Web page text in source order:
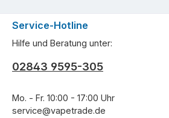
Service-Hotline
Hilfe und Beratung unter:
02843 9595-305
Mo. - Fr. 10:00 - 17:00 Uhr
service@vapetrade.de